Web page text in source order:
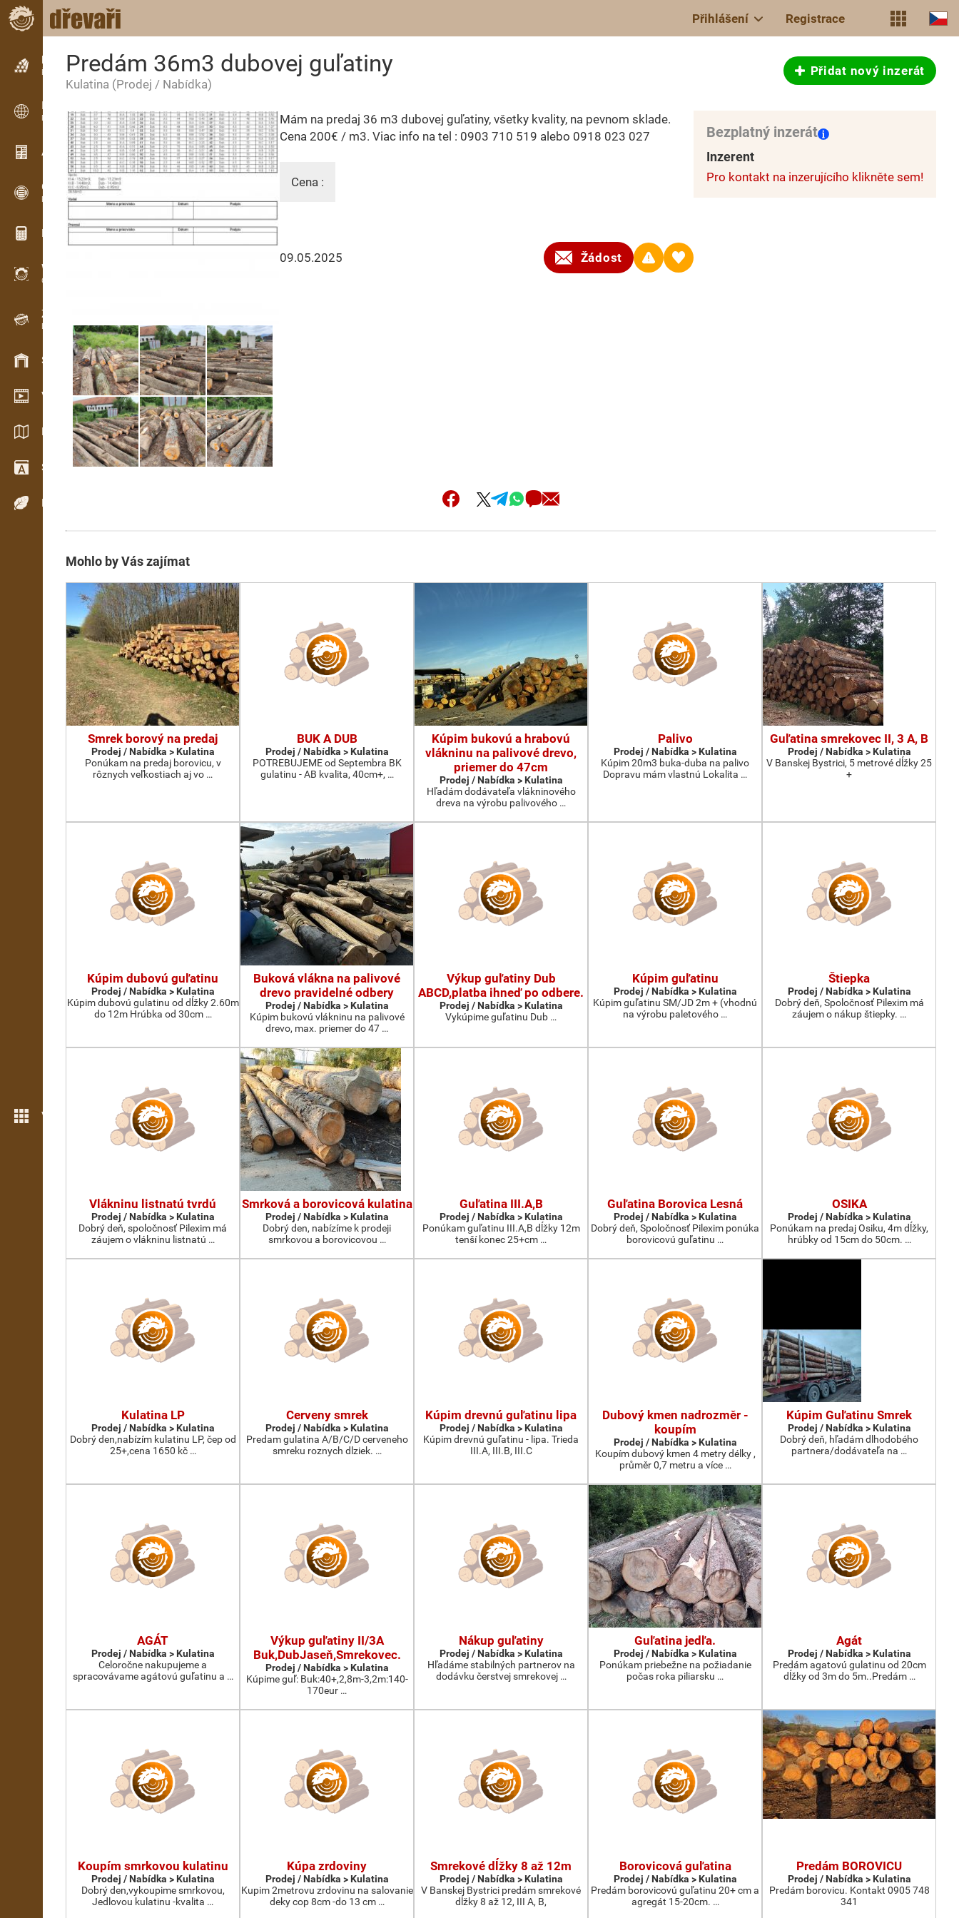
Přihlášení Registrace
Inzerce
Řádková inzerce
Inzerce
Mezinárodní inzerce
Aktuality / Články
OPTI-TIMB
Pořezová schémata
Dřevařské kalkulačky
WoodProfi
Objem dřeva s AI
Záznamník
Evidence dřeva v terénu
Skladové hospodářství
Video showroom
Katalogy / Brožury
Slovník
Dřeviny
Více možností
Predám 36m3 dubovej guľatiny
Kulatina (Prodej / Nabídka)
Přidat nový inzerát
Mám na predaj 36 m3 dubovej guľatiny, všetky kvality, na pevnom sklade.
Cena 200€ / m3. Viac info na tel : 0903 710 519 alebo 0918 023 027
Cena :
09.05.2025 Žádost
Bezplatný inzerát
Inzerent
Pro kontakt na inzerujícího klikněte sem!
Mohlo by Vás zajímat
Smrek borový na predaj
Prodej / Nabídka > Kulatina
Ponúkam na predaj borovicu, v
rôznych veľkostiach aj vo …
BUK A DUB
Prodej / Nabídka > Kulatina
POTREBUJEME od Septembra BK
gulatinu - AB kvalita, 40cm+, …
Kúpim bukovú a hrabovú
vlákninu na palivové drevo,
priemer do 47cm
Prodej / Nabídka > Kulatina
Hľadám dodávateľa vlákninového
dreva na výrobu palivového …
Palivo
Prodej / Nabídka > Kulatina
Kúpim 20m3 buka-duba na palivo
Dopravu mám vlastnú Lokalita …
Guľatina smrekovec II, 3 A, B
Prodej / Nabídka > Kulatina
V Banskej Bystrici, 5 metrové dĺžky 25
+
Kúpim dubovú guľatinu
Prodej / Nabídka > Kulatina
Kúpim dubovú gulatinu od dĺžky 2.60m
do 12m Hrúbka od 30cm …
Buková vlákna na palivové
drevo pravidelné odbery
Prodej / Nabídka > Kulatina
Kúpim bukovú vlákninu na palivové
drevo, max. priemer do 47 …
Výkup guľatiny Dub
ABCD,platba ihneď po odbere.
Prodej / Nabídka > Kulatina
Vykúpime guľatinu Dub …
Kúpim guľatinu
Prodej / Nabídka > Kulatina
Kúpim guľatinu SM/JD 2m + (vhodnú
na výrobu paletového …
Štiepka
Prodej / Nabídka > Kulatina
Dobrý deň, Spoločnosť Pilexim má
záujem o nákup štiepky. …
Vlákninu listnatú tvrdú
Prodej / Nabídka > Kulatina
Dobrý deň, spoločnosť Pilexim má
záujem o vlákninu listnatú …
Smrková a borovicová kulatina
Prodej / Nabídka > Kulatina
Dobrý den, nabízíme k prodeji
smrkovou a borovicovou …
Guľatina III.A,B
Prodej / Nabídka > Kulatina
Ponúkam guľatinu III.A,B dĺžky 12m
tenší konec 25+cm …
Guľatina Borovica Lesná
Prodej / Nabídka > Kulatina
Dobrý deň, Spoločnosť Pilexim ponúka
borovicovú guľatinu …
OSIKA
Prodej / Nabídka > Kulatina
Ponúkam na predaj Osiku, 4m dĺžky,
hrúbky od 15cm do 50cm. …
Kulatina LP
Prodej / Nabídka > Kulatina
Dobrý den,nabízím kulatinu LP, čep od
25+,cena 1650 kč …
Cerveny smrek
Prodej / Nabídka > Kulatina
Predam gulatina A/B/C/D cerveneho
smreku roznych dlziek. …
Kúpim drevnú guľatinu lipa
Prodej / Nabídka > Kulatina
Kúpim drevnú guľatinu - lipa. Trieda
III.A, III.B, III.C
Dubový kmen nadrozměr -
koupím
Prodej / Nabídka > Kulatina
Koupím dubový kmen 4 metry délky ,
průměr 0,7 metru a více …
Kúpim Guľatinu Smrek
Prodej / Nabídka > Kulatina
Dobrý deň, hľadám dlhodobého
partnera/dodávateľa na …
AGÁT
Prodej / Nabídka > Kulatina
Celoročne nakupujeme a
spracovávame agátovú guľatinu a …
Výkup guľatiny II/3A
Buk,DubJaseň,Smrekovec.
Prodej / Nabídka > Kulatina
Kúpime guľ: Buk:40+,2,8m-3,2m:140-
170eur …
Nákup guľatiny
Prodej / Nabídka > Kulatina
Hľadáme stabilných partnerov na
dodávku čerstvej smrekovej …
Guľatina jedľa.
Prodej / Nabídka > Kulatina
Ponúkam priebežne na požiadanie
počas roka piliarsku …
Agát
Prodej / Nabídka > Kulatina
Predám agatovú gulatinu od 20cm
dĺžky od 3m do 5m..Predám …
Koupím smrkovou kulatinu
Prodej / Nabídka > Kulatina
Dobrý den,vykoupime smrkovou,
Jedlovou kulatinu -kvalita …
Kúpa zrdoviny
Prodej / Nabídka > Kulatina
Kupim 2metrovu zrdovinu na salovanie
deky cop 8cm -do 13 cm …
Smrekové dĺžky 8 až 12m
Prodej / Nabídka > Kulatina
V Banskej Bystrici predám smrekové
dĺžky 8 až 12, III A, B,
Borovicová guľatina
Prodej / Nabídka > Kulatina
Predám borovicovú guľatinu 20+ cm a
agregát 15-20cm. …
Predám BOROVICU
Prodej / Nabídka > Kulatina
Predám borovicu. Kontakt 0905 748
341